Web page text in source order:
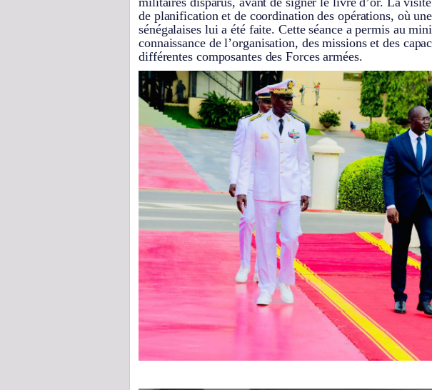
de planification et de coordination des opérations, où
sénégalaises lui a été faite. Cette séance a permis au
connaissance de l’organisation, des missions et des
différentes composantes des Forces armées.